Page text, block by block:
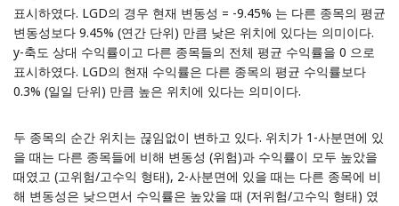
표시하였다. LGD의 경우 현재 변동성 = -9.45% 는 다른 종목의 평균
변동성보다 9.45% (연간 단위) 만큼 낮은 위치에 있다는 의미이다.
y-축도 상대 수익률이고 다른 종목들의 전체 평균 수익률을 0 으로
표시하였다. LGD의 현재 수익률은 다른 종목의 평균 수익률보다
0.3% (일일 단위) 만큼 높은 위치에 있다는 의미이다.
두 종목의 순간 위치는 끊임없이 변하고 있다. 위치가 1-사분면에 있
을 때는 다른 종목들에 비해 변동성 (위험)과 수익률이 모두 높았을
때였고 (고위험/고수익 형태), 2-사분면에 있을 때는 다른 종목에 비
해 변동성은 낮으면서 수익률은 높았을 때 (저위험/고수익 형태) 였